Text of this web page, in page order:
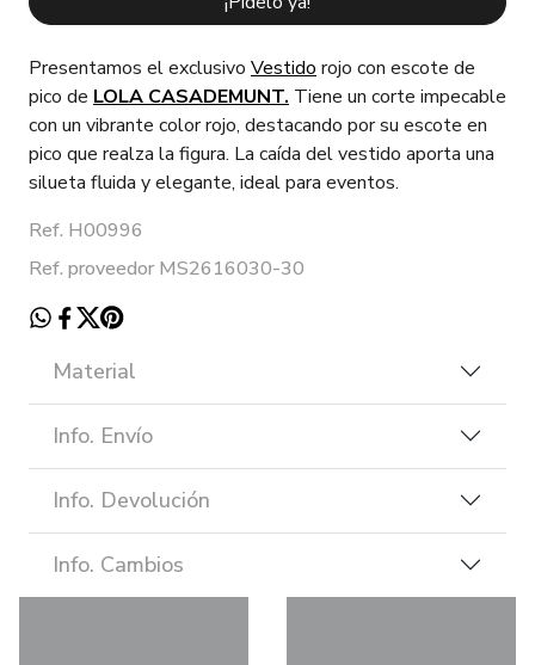
Presentamos el exclusivo Vestido rojo con escote de
pico de LOLA CASADEMUNT. Tiene un corte impecable
con un vibrante color rojo, destacando por su escote en
pico que realza la figura. La caída del vestido aporta una
silueta fluida y elegante, ideal para eventos.
Ref. H00996
Ref. proveedor MS2616030-30
Material
Info. Envío
Info. Devolución
Info. Cambios